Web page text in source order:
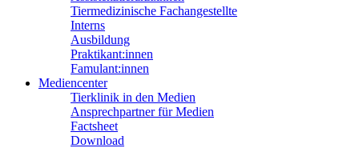
Tiermedizinische Fachangestellte
Interns
Ausbildung
Praktikant:innen
Famulant:innen
Mediencenter
Tierklinik in den Medien
Ansprechpartner für Medien
Factsheet
Download